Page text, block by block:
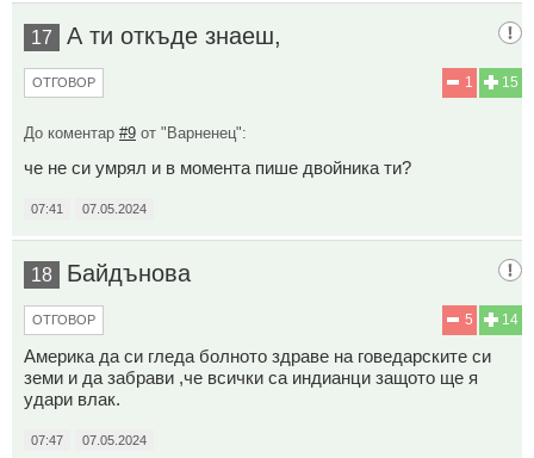
17 А ти откъде знаеш,
15
1
ОТГОВОР
До коментар #9 от "Варненец":
че не си умрял и в момента пише двойника ти?
07:41 07.05.2024
18 Байдънова
14
5
ОТГОВОР
Америка да си гледа болното здраве на говедарските си
земи и да забрави ,че всички са индианци защото ще я
удари влак.
07:47 07.05.2024